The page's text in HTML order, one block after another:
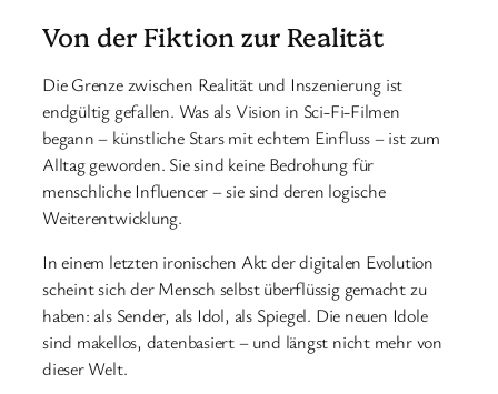
Von der Fiktion zur Realität
Die Grenze zwischen Realität und Inszenierung ist
endgültig gefallen. Was als Vision in Sci-Fi-Filmen
begann – künstliche Stars mit echtem Einfluss – ist zum
Alltag geworden. Sie sind keine Bedrohung für
menschliche Influencer – sie sind deren logische
Weiterentwicklung.
In einem letzten ironischen Akt der digitalen Evolution
scheint sich der Mensch selbst überflüssig gemacht zu
haben: als Sender, als Idol, als Spiegel. Die neuen Idole
sind makellos, datenbasiert – und längst nicht mehr von
dieser Welt.